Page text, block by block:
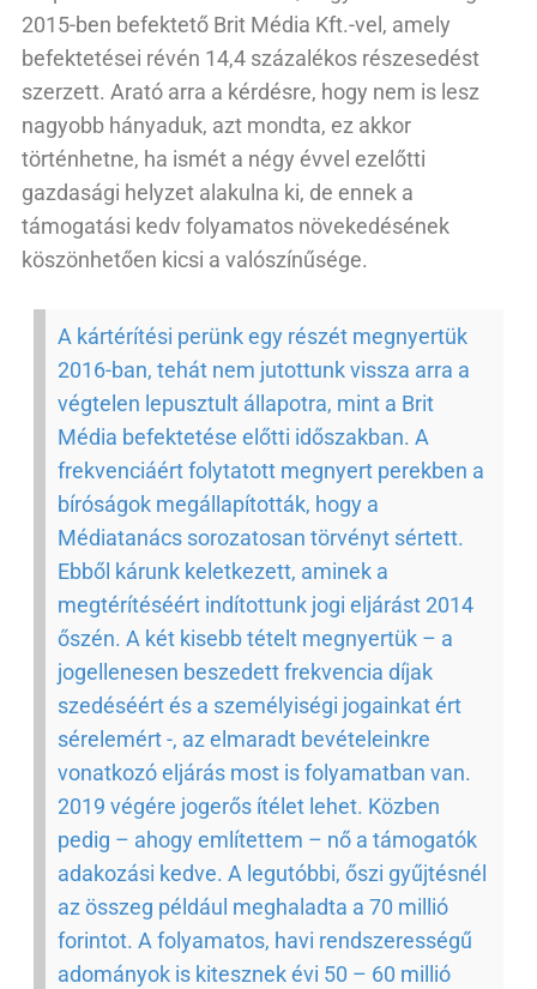
2015-ben befektető Brit Média Kft.-vel, amely
befektetései révén 14,4 százalékos részesedést
szerzett. Arató arra a kérdésre, hogy nem is lesz
nagyobb hányaduk, azt mondta, ez akkor
történhetne, ha ismét a négy évvel ezelőtti
gazdasági helyzet alakulna ki, de ennek a
támogatási kedv folyamatos növekedésének
köszönhetően kicsi a valószínűsége.
A kártérítési perünk egy részét megnyertük
2016-ban, tehát nem jutottunk vissza arra a
végtelen lepusztult állapotra, mint a Brit
Média befektetése előtti időszakban. A
frekvenciáért folytatott megnyert perekben a
bíróságok megállapították, hogy a
Médiatanács sorozatosan törvényt sértett.
Ebből kárunk keletkezett, aminek a
megtérítéséért indítottunk jogi eljárást 2014
őszén. A két kisebb tételt megnyertük – a
jogellenesen beszedett frekvencia díjak
szedéséért és a személyiségi jogainkat ért
sérelemért -, az elmaradt bevételeinkre
vonatkozó eljárás most is folyamatban van.
2019 végére jogerős ítélet lehet. Közben
pedig – ahogy említettem – nő a támogatók
adakozási kedve. A legutóbbi, őszi gyűjtésnél
az összeg például meghaladta a 70 millió
forintot. A folyamatos, havi rendszerességű
adományok is kitesznek évi 50 – 60 millió